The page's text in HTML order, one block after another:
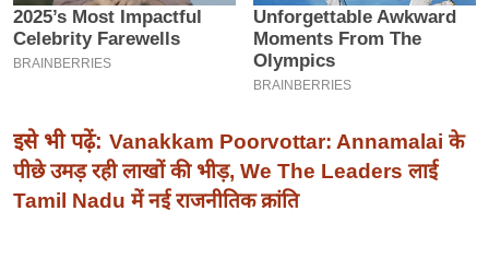
पे
प
र
सा
ल
इसे भी पढ़ें: Vanakkam Poorvottar: Annamalai के
पीछे उमड़ रही लाखों की भीड़, We The Leaders लाई
Tamil Nadu में नई राजनीतिक क्रांति